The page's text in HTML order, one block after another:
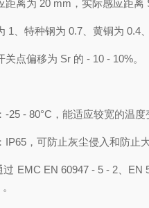
距离为 20 mm，实际感应距离
1、特种钢为 0.7、黄铜为 0.4
点偏移为 Sr 的 - 10 - 10%。
-25 - 80°C，能适应较宽的温
IP65，可防止灰尘侵入和防止
EMC EN 60947 - 5 - 2、